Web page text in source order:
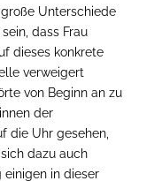
Unterschiede
dass Frau
dieses konkrete
verweigert
von Beginn an zu
der
die Uhr gesehen,
dazu auch
einigen in dieser